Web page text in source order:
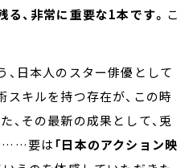
、非常に重要な1本です。 こ
、日本人のスター俳優として
スキルを持つ存在が、この時
、その最新の成果として、兎
……要は 「日本のアクション映